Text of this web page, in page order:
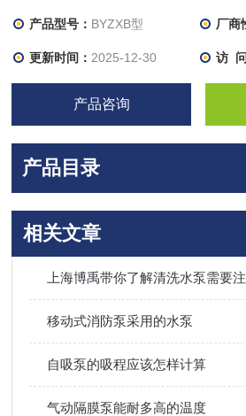
列材质即可。
产品型号： BYZXB型 厂商
更新时间： 2025-12-30 访
产品咨询
产品目录
相关文章
上海博禹带你了解清洗水泵需要
移动式消防泵采用的水泵
自吸泵的吸程应该怎样计算
气动隔膜泵能耐多高的温度